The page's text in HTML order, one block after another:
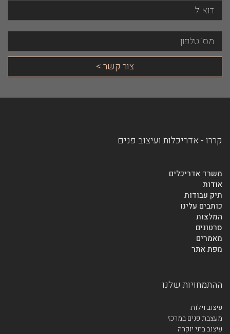
קררו - אדריכלות ועיצוב פנים
משרד אדריכלים
אודות
תיק עבודות
כותבים עלינו
המלצות
סרטונים
מאמרים
מפת אתר
ההתמחויות שלנו
עיצוב וילות
מעצבת פנים במרכז
עיצוב בתי יוקרה